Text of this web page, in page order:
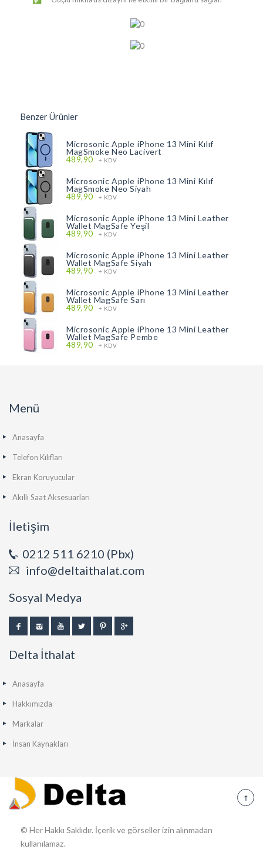
Benzer Ürünler
Microsonic Apple iPhone 13 Mini Kılıf
MagSmoke Neo Lacivert
489,90 + KDV
Microsonic Apple iPhone 13 Mini Kılıf
MagSmoke Neo Siyah
489,90 + KDV
Microsonic Apple iPhone 13 Mini Leather
Wallet MagSafe Yeşil
489,90 + KDV
Microsonic Apple iPhone 13 Mini Leather
Wallet MagSafe Siyah
489,90 + KDV
Microsonic Apple iPhone 13 Mini Leather
Wallet MagSafe Sarı
489,90 + KDV
Microsonic Apple iPhone 13 Mini Leather
Wallet MagSafe Pembe
489,90 + KDV
Menü
Anasayfa
Telefon Kılıfları
Ekran Koruyucular
Akıllı Saat Aksesuarları
İletişim
0212 511 6210 (Pbx)
info@deltaithalat.com
Sosyal Medya
Delta İthalat
Anasayfa
Hakkımızda
Markalar
İnsan Kaynakları
© Her Hakkı Saklıdır. İçerik ve görseller izin alınmadan
kullanılamaz.